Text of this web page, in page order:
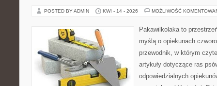
POSTED BY ADMIN KWI - 14 - 2026 MOŻLIWOŚĆ
Pakawilkolaka to
myślą o opiekunach
przewodnik, w którym
artykuły dotyczące ras
odpowiedzialnych